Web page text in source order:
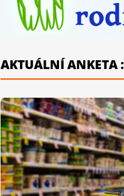
AKTUÁLNÍ ANKETA :